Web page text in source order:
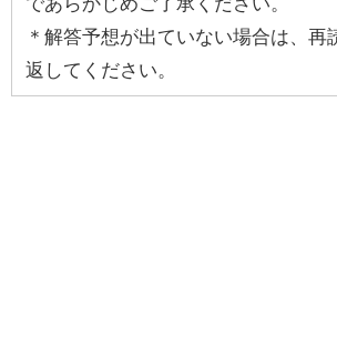
＊解答予想が出ていない場合は、再
返してください。